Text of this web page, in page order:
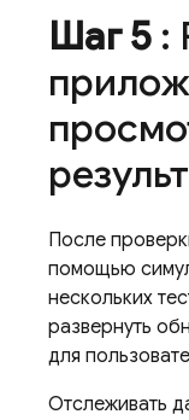
Шаг 5 :
После
помощью
нескольких
развернуть
для
Отслеживать